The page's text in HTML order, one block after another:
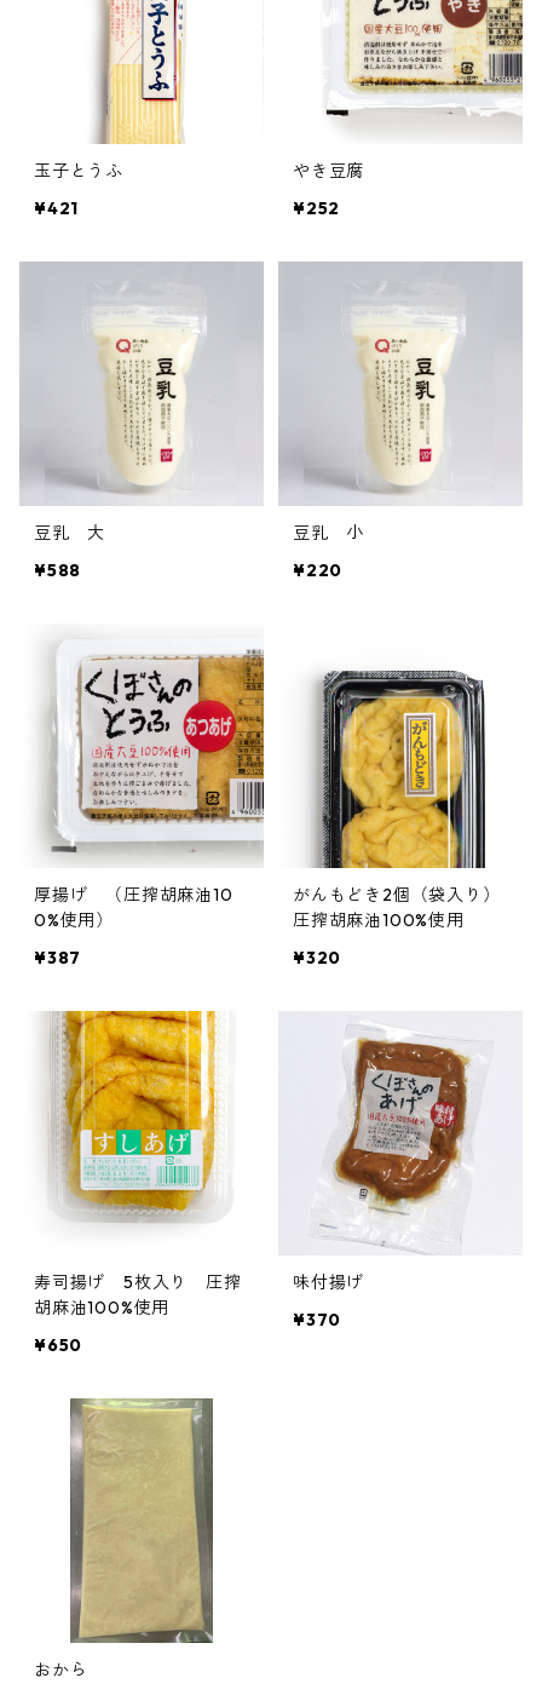
玉子とうふ
¥421
やき豆腐
¥252
豆乳 大
¥588
豆乳 小
¥220
厚揚げ （圧搾胡麻油10
0%使用）
¥387
がんもどき2個（袋入り）
圧搾胡麻油100%使用
¥320
寿司揚げ 5枚入り 圧搾
胡麻油100%使用
¥650
味付揚げ
¥370
おから